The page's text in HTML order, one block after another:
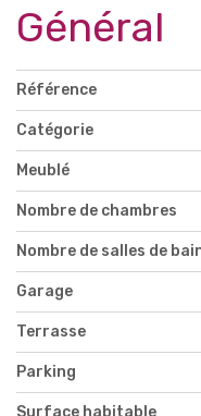
Général
Référence
Catégorie
Meublé
Nombre de chambres
Nombre de salles de
Garage
Terrasse
Parking
Surface habitable